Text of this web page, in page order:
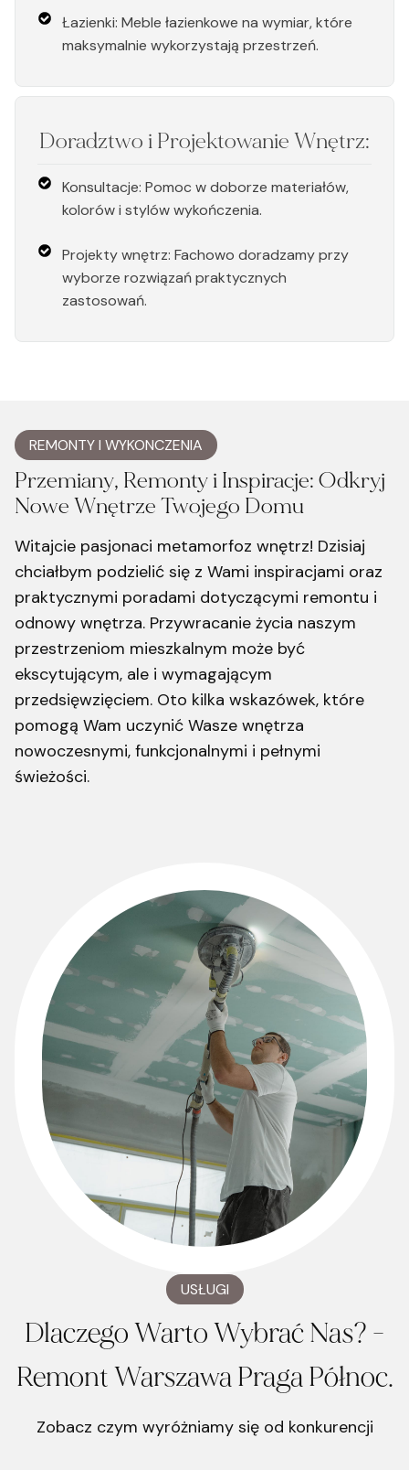
Łazienki: Meble łazienkowe na wymiar, które
maksymalnie wykorzystają przestrzeń.
Doradztwo i Projektowanie Wnętrz:
Konsultacje: Pomoc w doborze materiałów,
kolorów i stylów wykończenia.
Projekty wnętrz: Fachowo doradzamy przy
wyborze rozwiązań praktycznych
zastosowań.
REMONTY I WYKONCZENIA
Przemiany, Remonty i Inspiracje: Odkryj
Nowe Wnętrze Twojego Domu
Witajcie pasjonaci metamorfoz wnętrz! Dzisiaj
chciałbym podzielić się z Wami inspiracjami oraz
praktycznymi poradami dotyczącymi remontu i
odnowy wnętrza. Przywracanie życia naszym
przestrzeniom mieszkalnym może być
ekscytującym, ale i wymagającym
przedsięwzięciem. Oto kilka wskazówek, które
pomogą Wam uczynić Wasze wnętrza
nowoczesnymi, funkcjonalnymi i pełnymi
świeżości.
USŁUGI
Dlaczego Warto Wybrać Nas? -
Remont Warszawa Praga Północ.
Zobacz czym wyróżniamy się od konkurencji